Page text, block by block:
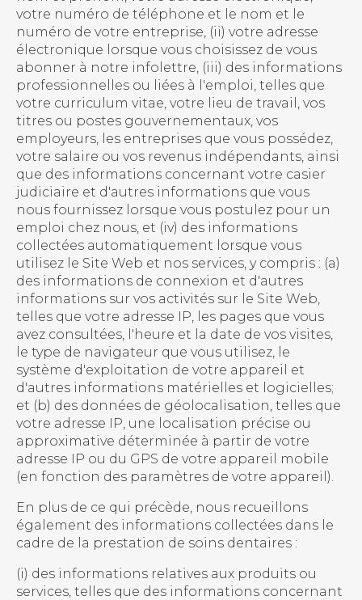
votre numéro de téléphone et le nom et le
numéro de votre entreprise, (ii) votre adresse
électronique lorsque vous choisissez de vous
abonner à notre infolettre, (iii) des informations
professionnelles ou liées à l'emploi, telles que
votre curriculum vitae, votre lieu de travail, vos
titres ou postes gouvernementaux, vos
employeurs, les entreprises que vous possédez,
votre salaire ou vos revenus indépendants, ainsi
que des informations concernant votre casier
judiciaire et d'autres informations que vous
nous fournissez lorsque vous postulez pour un
emploi chez nous, et (iv) des informations
collectées automatiquement lorsque vous
utilisez le Site Web et nos services, y compris : (a)
des informations de connexion et d'autres
informations sur vos activités sur le Site Web,
telles que votre adresse IP, les pages que vous
avez consultées, l'heure et la date de vos visites,
le type de navigateur que vous utilisez, le
système d'exploitation de votre appareil et
d'autres informations matérielles et logicielles;
et (b) des données de géolocalisation, telles que
votre adresse IP, une localisation précise ou
approximative déterminée à partir de votre
adresse IP ou du GPS de votre appareil mobile
(en fonction des paramètres de votre appareil).
En plus de ce qui précède, nous recueillons
également des informations collectées dans le
cadre de la prestation de soins dentaires :
(i) des informations relatives aux produits ou
services, telles que des informations concernant